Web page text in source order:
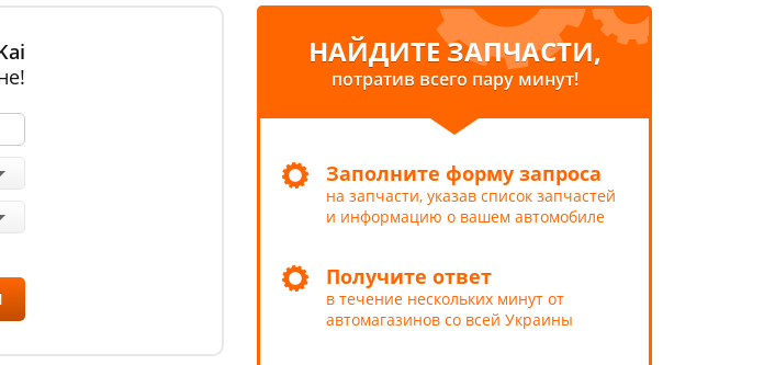
НАЙДИТЕ ЗАПЧАСТИ,
потратив всего пару минут!
Заполните форму запроса
на запчасти, указав список запчастей
и информацию о вашем автомобиле
Получите ответ
в течение нескольких минут от
автомагазинов со всей Украины